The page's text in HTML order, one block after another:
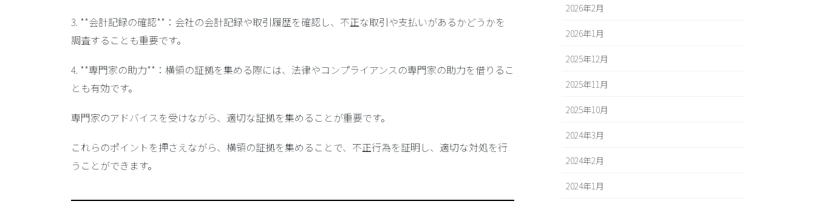
3. **会計記録の確認**：会社の会計記録や取引履歴を確認し、不正な取引や支払いがあるかどうかを
調査することも重要です。
4. **専門家の助力**：横領の証拠を集める際には、法律やコンプライアンスの専門家の助力を借りるこ
とも有効です。
専門家のアドバイスを受けながら、適切な証拠を集めることが重要です。
これらのポイントを押さえながら、横領の証拠を集めることで、不正行為を証明し、適切な対処を行
うことができます。
2026年2月
2026年1月
2025年12月
2025年11月
2025年10月
2024年3月
2024年2月
2024年1月